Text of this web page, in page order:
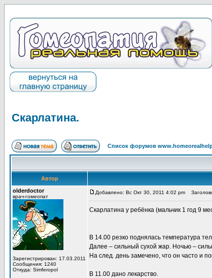
Скарлатина.
Список форумов
Автор
olderdoctor
врач-гомеопат
Зарегистрирован: 17.03.2011
Сообщения: 1240
Откуда: Simferopol
Добавлено: Вс Окт 30, 2011 4:02 pm
Скарлатина у ребёнка (мальчик 1 год 9
B 14.00 резко поднялась температура
Далее – сильный сухой жар. Ночью –
На след. день замечено, что он часто и
В 11.00 дано лекарство.